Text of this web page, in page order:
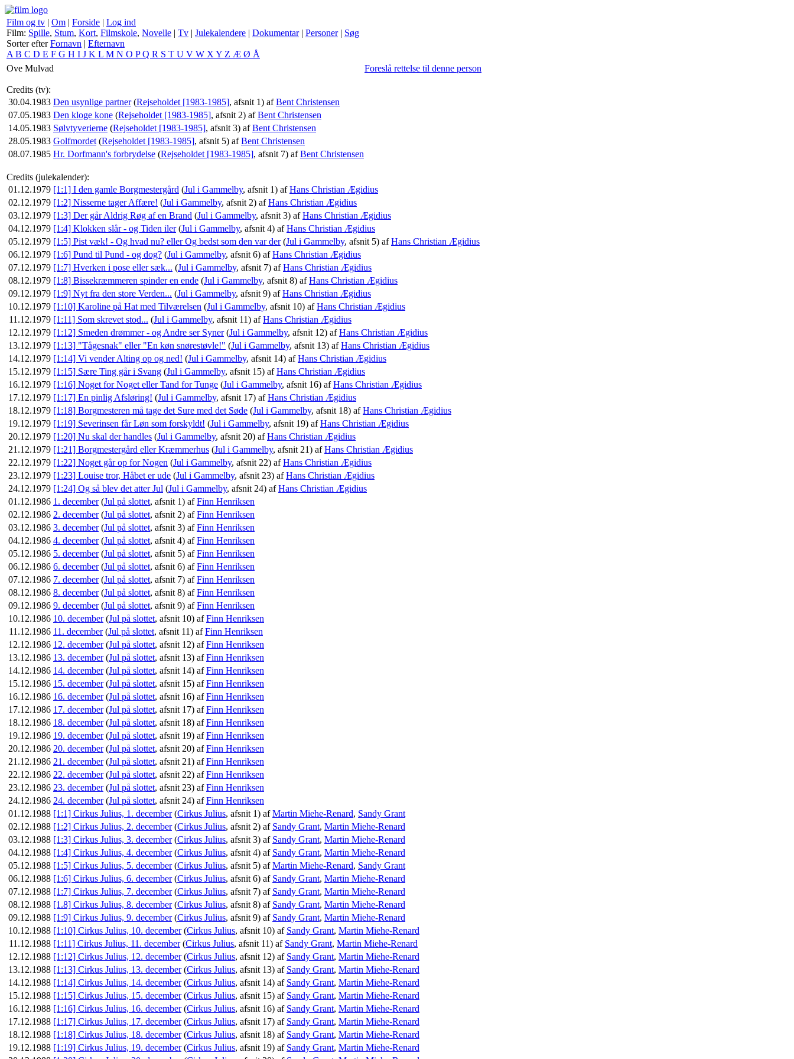
Film og tv | Om | Forside | Log ind
Film: Spille, Stum, Kort, Filmskole, Novelle | Tv | Julekalendere | Dokumentar| Personer| Søg
Sorter efterFornavn | Efternavn
A B C D E F G H I J K L M N O PQ R S T U V W X Y Z Æ Ø Å
Foreslå rettelse til denne person
Ove Mulvad
Credits (tv):
30.04.1983 Den usynlige partner(Rejseholdet [1983-1985], afsnit 1) afBent Christensen
07.05.1983 Den kloge kone (Rejseholdet [1983-1985], afsnit 2) afBent Christensen
14.05.1983 Sølvtyverierne (Rejseholdet [1983-1985], afsnit 3) afBent Christensen
28.05.1983 Golfmordet (Rejseholdet [1983-1985], afsnit 5) afBent Christensen
08.07.1985 Hr. Dorfmann's forbrydelse (Rejseholdet [1983-1985], afsnit 7) afBent Christensen
Credits (julekalender):
01.12.1979 [1:1] I den gamle Borgmestergård (Jul i Gammelby, afsnit 1) afHans Christian Ægidius
02.12.1979 [1:2] Nisserne tager Affære! (Jul i Gammelby, afsnit 2) afHans Christian Ægidius
03.12.1979 [1:3] Der går Aldrig Røg af en Brand (Jul i Gammelby, afsnit 3) afHans Christian Ægidius
04.12.1979 [1:4] Klokken slår - og Tiden iler(Jul i Gammelby, afsnit 4) afHans Christian Ægidius
05.12.1979 [1:5] Pist væk! - Og hvad nu? eller Og bedst som den var der(Jul i Gammelby, afsnit 5) afHans Christian Ægidius
06.12.1979 [1:6] Pund til Pund - og dog? (Jul i Gammelby, afsnit 6) afHans Christian Ægidius
07.12.1979 [1:7] Hverken i pose eller sæk... (Jul i Gammelby, afsnit 7) afHans Christian Ægidius
08.12.1979 [1:8] Bissekræmmeren spinder en ende (Jul i Gammelby, afsnit 8) afHans Christian Ægidius
09.12.1979 [1:9] Nyt fra den store Verden... (Jul i Gammelby, afsnit 9) afHans Christian Ægidius
10.12.1979 [1:10] Karoline på Hat med Tilværelsen (Jul i Gammelby, afsnit 10) afHans Christian Ægidius
11.12.1979 [1:11] Som skrevet stod... (Jul i Gammelby, afsnit 11) afHans Christian Ægidius
12.12.1979 [1:12] Smeden drømmer - og Andre ser Syner(Jul i Gammelby, afsnit 12) afHans Christian Ægidius
13.12.1979 [1:13] "Tågesnak" eller "En køn snørestøvle!" (Jul i Gammelby, afsnit 13) afHans Christian Ægidius
14.12.1979 [1:14] Vi vender Alting op og ned! (Jul i Gammelby, afsnit 14) afHans Christian Ægidius
15.12.1979 [1:15] Sære Ting går i Svang (Jul i Gammelby, afsnit 15) afHans Christian Ægidius
16.12.1979 [1:16] Noget for Noget eller Tand for Tunge (Jul i Gammelby, afsnit 16) afHans Christian Ægidius
17.12.1979 [1:17] En pinlig Afsløring! (Jul i Gammelby, afsnit 17) afHans Christian Ægidius
18.12.1979 [1:18] Borgmesteren må tage det Sure med det Søde (Jul i Gammelby, afsnit 18) afHans Christian Ægidius
19.12.1979 [1:19] Severinsen får Løn som forskyldt! (Jul i Gammelby, afsnit 19) afHans Christian Ægidius
20.12.1979 [1:20] Nu skal der handles (Jul i Gammelby, afsnit 20) afHans Christian Ægidius
21.12.1979 [1:21] Borgmestergård eller Kræmmerhus (Jul i Gammelby, afsnit 21) afHans Christian Ægidius
22.12.1979 [1:22] Noget går op for Nogen (Jul i Gammelby, afsnit 22) afHans Christian Ægidius
23.12.1979 [1:23] Louise tror, Håbet er ude (Jul i Gammelby, afsnit 23) afHans Christian Ægidius
24.12.1979 [1:24] Og så blev det atter Jul (Jul i Gammelby, afsnit 24) afHans Christian Ægidius
01.12.1986 1. december(Jul på slottet, afsnit 1) afFinn Henriksen
02.12.1986 2. december(Jul på slottet, afsnit 2) afFinn Henriksen
03.12.1986 3. december(Jul på slottet, afsnit 3) afFinn Henriksen
04.12.1986 4. december(Jul på slottet, afsnit 4) afFinn Henriksen
05.12.1986 5. december(Jul på slottet, afsnit 5) afFinn Henriksen
06.12.1986 6. december(Jul på slottet, afsnit 6) afFinn Henriksen
07.12.1986 7. december(Jul på slottet, afsnit 7) afFinn Henriksen
08.12.1986 8. december(Jul på slottet, afsnit 8) afFinn Henriksen
09.12.1986 9. december(Jul på slottet, afsnit 9) afFinn Henriksen
10.12.1986 10. december(Jul på slottet, afsnit 10) afFinn Henriksen
11.12.1986 11. december(Jul på slottet, afsnit 11) afFinn Henriksen
12.12.1986 12. december(Jul på slottet, afsnit 12) afFinn Henriksen
13.12.1986 13. december(Jul på slottet, afsnit 13) afFinn Henriksen
14.12.1986 14. december(Jul på slottet, afsnit 14) afFinn Henriksen
15.12.1986 15. december(Jul på slottet, afsnit 15) afFinn Henriksen
16.12.1986 16. december(Jul på slottet, afsnit 16) afFinn Henriksen
17.12.1986 17. december(Jul på slottet, afsnit 17) afFinn Henriksen
18.12.1986 18. december(Jul på slottet, afsnit 18) afFinn Henriksen
19.12.1986 19. december(Jul på slottet, afsnit 19) afFinn Henriksen
20.12.1986 20. december(Jul på slottet, afsnit 20) afFinn Henriksen
21.12.1986 21. december(Jul på slottet, afsnit 21) afFinn Henriksen
22.12.1986 22. december(Jul på slottet, afsnit 22) afFinn Henriksen
23.12.1986 23. december(Jul på slottet, afsnit 23) afFinn Henriksen
24.12.1986 24. december(Jul på slottet, afsnit 24) afFinn Henriksen
01.12.1988 [1:1] Cirkus Julius, 1. december(Cirkus Julius, afsnit 1) afMartin Miehe-Renard, Sandy Grant
02.12.1988 [1:2] Cirkus Julius, 2. december(Cirkus Julius, afsnit 2) af Sandy Grant, Martin Miehe-Renard
03.12.1988 [1:3] Cirkus Julius, 3. december(Cirkus Julius, afsnit 3) af Sandy Grant, Martin Miehe-Renard
04.12.1988 [1:4] Cirkus Julius, 4. december(Cirkus Julius, afsnit 4) af Sandy Grant, Martin Miehe-Renard
05.12.1988 [1:5] Cirkus Julius, 5. december(Cirkus Julius, afsnit 5) afMartin Miehe-Renard, Sandy Grant
06.12.1988 [1:6] Cirkus Julius, 6. december(Cirkus Julius, afsnit 6) af Sandy Grant, Martin Miehe-Renard
07.12.1988 [1:7] Cirkus Julius, 7. december(Cirkus Julius, afsnit 7) af Sandy Grant, Martin Miehe-Renard
08.12.1988 [1.8] Cirkus Julius, 8. december(Cirkus Julius, afsnit 8) af Sandy Grant, Martin Miehe-Renard
09.12.1988 [1:9] Cirkus Julius, 9. december(Cirkus Julius, afsnit 9) af Sandy Grant, Martin Miehe-Renard
10.12.1988 [1:10] Cirkus Julius, 10. december(Cirkus Julius, afsnit 10) af Sandy Grant, Martin Miehe-Renard
11.12.1988 [1:11] Cirkus Julius, 11. december(Cirkus Julius, afsnit 11) af Sandy Grant, Martin Miehe-Renard
12.12.1988 [1:12] Cirkus Julius, 12. december(Cirkus Julius, afsnit 12) af Sandy Grant, Martin Miehe-Renard
13.12.1988 [1:13] Cirkus Julius, 13. december(Cirkus Julius, afsnit 13) af Sandy Grant, Martin Miehe-Renard
14.12.1988 [1:14] Cirkus Julius, 14. december(Cirkus Julius, afsnit 14) af Sandy Grant, Martin Miehe-Renard
15.12.1988 [1:15] Cirkus Julius, 15. december(Cirkus Julius, afsnit 15) af Sandy Grant, Martin Miehe-Renard
16.12.1988 [1:16] Cirkus Julius, 16. december(Cirkus Julius, afsnit 16) af Sandy Grant, Martin Miehe-Renard
17.12.1988 [1:17] Cirkus Julius, 17. december(Cirkus Julius, afsnit 17) af Sandy Grant, Martin Miehe-Renard
18.12.1988 [1:18] Cirkus Julius, 18. december(Cirkus Julius, afsnit 18) af Sandy Grant, Martin Miehe-Renard
19.12.1988 [1:19] Cirkus Julius, 19. december(Cirkus Julius, afsnit 19) af Sandy Grant, Martin Miehe-Renard